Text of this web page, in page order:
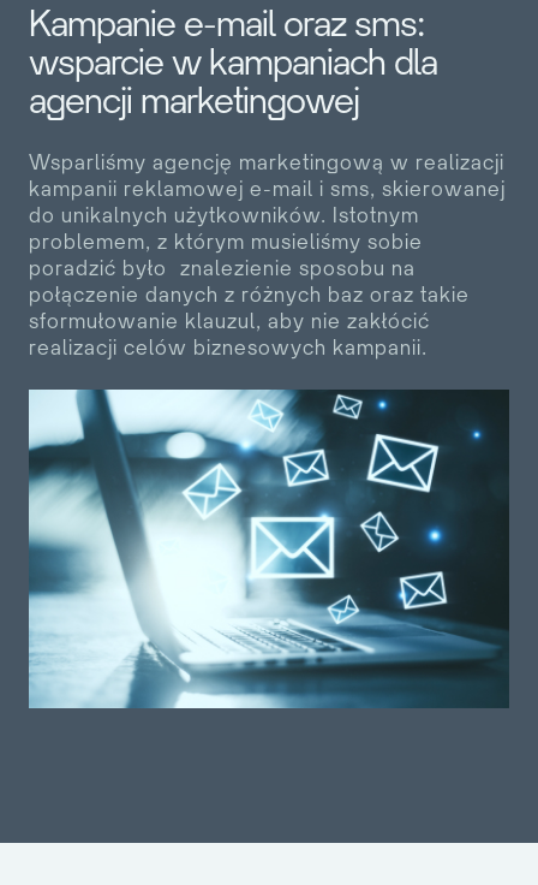
Kampanie e-mail oraz sms:
wsparcie w kampaniach dla
agencji marketingowej
Wsparliśmy agencję marketingową w realizacji
kampanii reklamowej e-mail i sms, skierowanej
do unikalnych użytkowników. Istotnym
problemem, z którym musieliśmy sobie
poradzić było znalezienie sposobu na
połączenie danych z różnych baz oraz takie
sformułowanie klauzul, aby nie zakłócić
realizacji celów biznesowych kampanii.